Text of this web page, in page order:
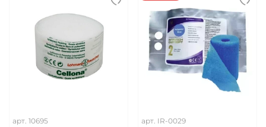
арт. 10695 арт. IR-0029